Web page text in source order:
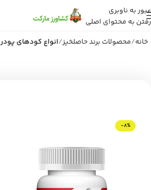
عبور به ناوبری
رفتن به محتوای اصلی
خانه محصولات برند حاصلخیز انواع کودهای پودر
-8%